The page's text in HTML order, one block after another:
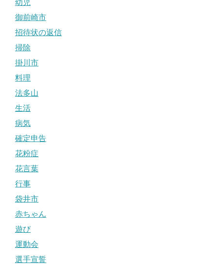
幼児
御前崎市
招待状の返信
掃除
掛川市
料理
法多山
生活
病気
確定申告
花粉症
花言葉
行事
袋井市
赤ちゃん
遊び
運動会
選手宣誓